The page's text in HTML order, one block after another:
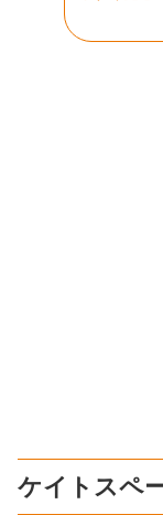
ケイトスペ